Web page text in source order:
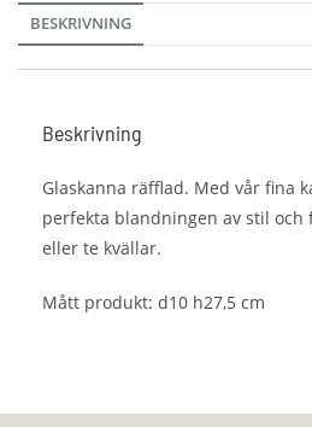
BESKRIVNING
Beskrivning
Glaskanna räfflad. Med vår fina
perfekta blandningen av stil
eller te kvällar.
Mått produkt: d10 h27,5 cm